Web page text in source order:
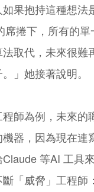
果抱持這種想法
席捲下，所有的
取代，未來很難
」她接著說明。
師為例，未來的
器，因為現在連
等AI 工具
「威脅」工程師